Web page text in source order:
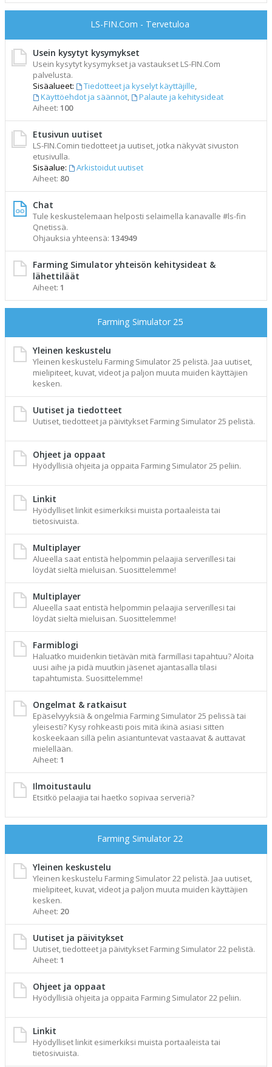
LS-FIN.Com - Tervetuloa
Usein kysytyt kysymykset
Usein kysytyt kysymykset ja vastaukset LS-FIN.Com
palvelusta.
Sisäalueet:
Tiedotteet ja kyselyt käyttäjille,
Käyttöehdot ja säännöt,
Palaute ja kehitysideat
Aiheet: 100
Etusivun uutiset
LS-FIN.Comin tiedotteet ja uutiset, jotka näkyvät sivuston
etusivulla.
Sisäalue:
Arkistoidut uutiset
Aiheet: 80
Chat
Tule keskustelemaan helposti selaimella kanavalle #ls-fin
Qnetissä.
Ohjauksia yhteensä: 134949
Farming Simulator yhteisön kehitysideat &
lähettiläät
Aiheet: 1
Farming Simulator 25
Yleinen keskustelu
Yleinen keskustelu Farming Simulator 25 pelistä. Jaa uutiset,
mielipiteet, kuvat, videot ja paljon muuta muiden käyttäjien
kesken.
Uutiset ja tiedotteet
Uutiset, tiedotteet ja päivitykset Farming Simulator 25 pelistä.
Ohjeet ja oppaat
Hyödyllisiä ohjeita ja oppaita Farming Simulator 25 peliin.
Linkit
Hyödylliset linkit esimerkiksi muista portaaleista tai
tietosivuista.
Multiplayer
Alueella saat entistä helpommin pelaajia serverillesi tai
löydät sieltä mieluisan. Suosittelemme!
Multiplayer
Alueella saat entistä helpommin pelaajia serverillesi tai
löydät sieltä mieluisan. Suosittelemme!
Farmiblogi
Haluatko muidenkin tietävän mitä farmillasi tapahtuu? Aloita
uusi aihe ja pidä muutkin jäsenet ajantasalla tilasi
tapahtumista. Suosittelemme!
Ongelmat & ratkaisut
Epäselvyyksiä & ongelmia Farming Simulator 25 pelissä tai
yleisesti? Kysy rohkeasti pois mitä ikinä asiasi sitten
koskeekaan sillä pelin asiantuntevat vastaavat & auttavat
mielellään.
Aiheet: 1
Ilmoitustaulu
Etsitkö pelaajia tai haetko sopivaa serveriä?
Farming Simulator 22
Yleinen keskustelu
Yleinen keskustelu Farming Simulator 22 pelistä. Jaa uutiset,
mielipiteet, kuvat, videot ja paljon muuta muiden käyttäjien
kesken.
Aiheet: 20
Uutiset ja päivitykset
Uutiset, tiedotteet ja päivitykset Farming Simulator 22 pelistä.
Aiheet: 1
Ohjeet ja oppaat
Hyödyllisiä ohjeita ja oppaita Farming Simulator 22 peliin.
Linkit
Hyödylliset linkit esimerkiksi muista portaaleista tai
tietosivuista.